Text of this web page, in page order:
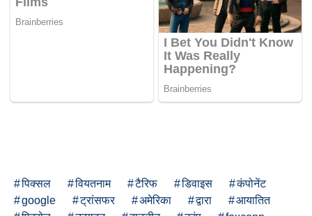
पिक्सल वियतनाम टैरिफ डिवाइस
कंपोनेंट
google
ट्रांसफर अमेरिका द्वारा
आयातित